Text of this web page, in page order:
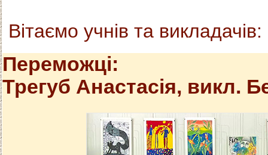
Вітаємо учнів та викладачів:
Переможці:
Трегуб Анастасія, викл.